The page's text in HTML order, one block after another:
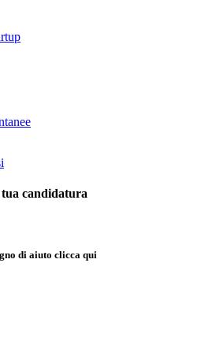
candidatura
di aiuto clicca qui